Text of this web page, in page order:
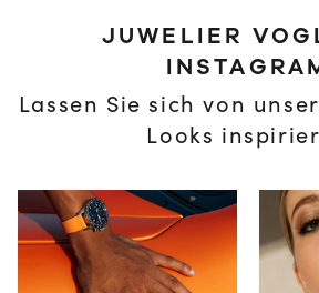
JUWELIER
Lassen Sie sich von
Looks